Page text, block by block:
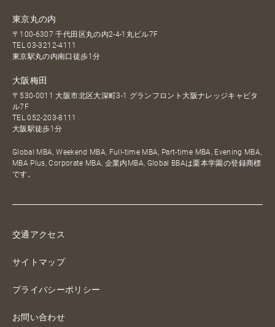
東京丸の内
〒100-6307 千代田区丸の内2-4-1丸ビル7F
TEL03-3212-4111
東京駅丸の内南口徒歩1分
大阪梅田
〒530-0011 大阪市北区大深町3-1 グランフロント大阪ナレッジキャピタ
ル7F
TEL052-203-8111
大阪駅徒歩1分
Global MBA, Weekend MBA, Full-time MBA, Part-time MBA, Evening MBA,
MBA Plus, Corporate MBA, 企業内MBA, Global BBAは栗本学園の登録商標
です。
交通アクセス
サイトマップ
プライバシーポリシー
お問い合わせ